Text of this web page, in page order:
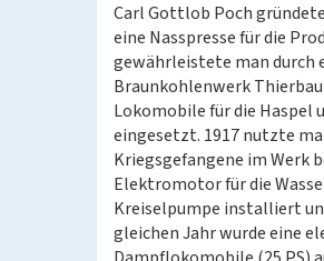
Carl Gottlob Poch
eine Nasspresse für die
gewährleistete man durch
Braunkohlenwerk
Lokomobile für die Haspel
eingesetzt. 1917 nutzte
Kriegsgefangene im Werk
Elektromotor für die
Kreiselpumpe installiert
gleichen Jahr wurde eine